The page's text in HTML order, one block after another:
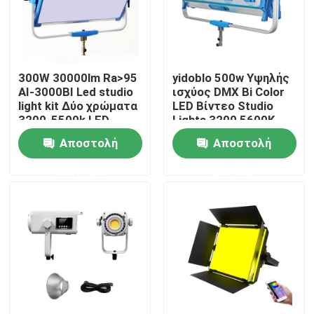
Σχετικά με εμάς
Επισκεψή εργοστασίου
Έλεγχος ποιότητας
Ειδήσεις
Υποθέσεις
300W 30000lm Ra>95
AI-3000BI Led studio
light kit Δύο χρώματα
3200-5500k LED
Video Light 300w S60
Αποστολή
yidoblo 500w Υψηλής
ισχύος DMX Bi Color
LED Βίντεο Studio
Lights 3200 5600K
Dimmable Soft LED
Panel Light S120
Αποστολή